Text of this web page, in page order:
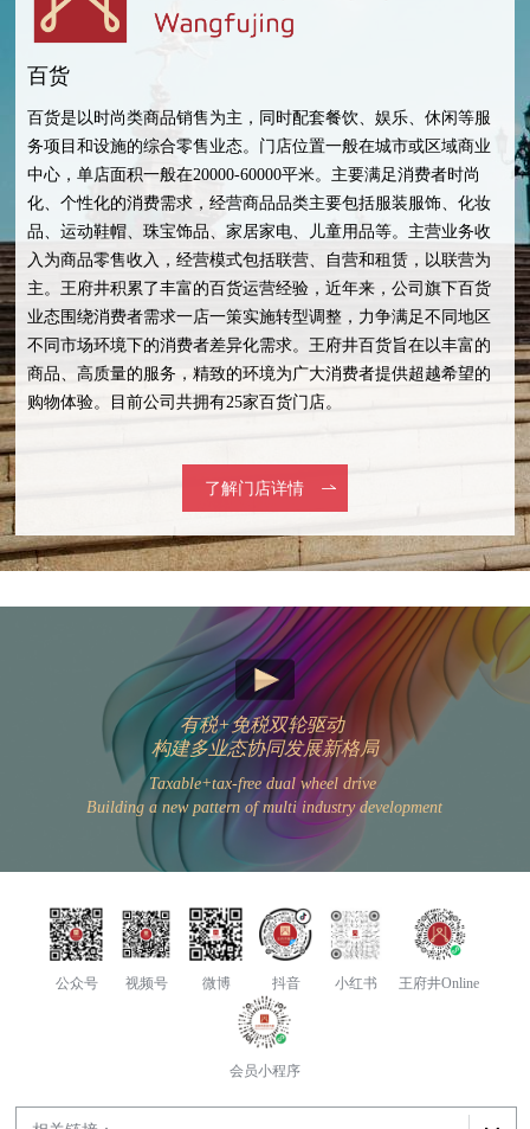
百货
百货是以时尚类商品销售为主，同时配套餐饮、娱乐、休闲等服
务项目和设施的综合零售业态。门店位置一般在城市或区域商业
中心，单店面积一般在20000-60000平米。主要满足消费者时尚
化、个性化的消费需求，经营商品品类主要包括服装服饰、化妆
品、运动鞋帽、珠宝饰品、家居家电、儿童用品等。主营业务收
入为商品零售收入，经营模式包括联营、自营和租赁，以联营为
主。王府井积累了丰富的百货运营经验，近年来，公司旗下百货
业态围绕消费者需求一店一策实施转型调整，力争满足不同地区
不同市场环境下的消费者差异化需求。王府井百货旨在以丰富的
商品、高质量的服务，精致的环境为广大消费者提供超越希望的
购物体验。目前公司共拥有25家百货门店。
了解门店详情
有税+免税双轮驱动
构建多业态协同发展新格局
Taxable+tax-free dual wheel drive
Building a new pattern of multi industry development
公众号 视频号 微博 抖音 小红书 王府井Online
会员小程序